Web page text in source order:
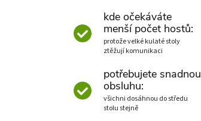
kde očekáváte
menší počet hostů:
protože velké kulaté stoly
ztěžují komunikaci
potřebujete snadnou
obsluhu:
všichni dosáhnou do středu
stolu stejně